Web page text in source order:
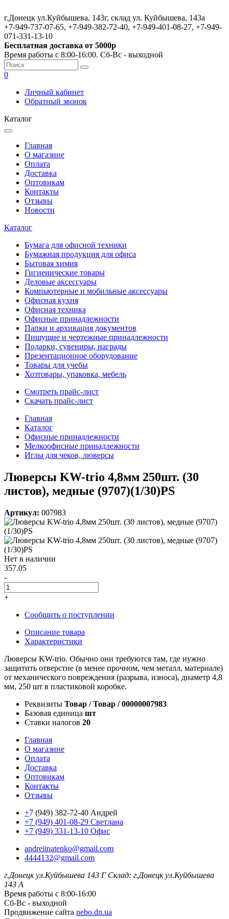
г.Донецк ул.Куйбышева, 143г, склад ул. Куйбышева, 143а
+7-949-737-07-65, +7-949-382-72-40, +7-949-401-08-27, +7-949-
071-331-13-10
Бесплатная доставка от 5000р
Время работы с 8:00-16:00. Сб-Вс - выходной
0
Личный кабинет
Обратный звонок
Каталог
Главная
О магазине
Оплата
Доставка
Оптовикам
Контакты
Отзывы
Новости
Каталог
Бумага для офисной техники
Бумажная продукция для офиса
Бытовая химия
Гигиенические товары
Деловые аксессуары
Компьютерные и мобильные аксессуары
Офисная кухня
Офисная техника
Офисные принадлежности
Папки и архивация документов
Пишущие и чертежные принадлежности
Подарки, сувениры, награды
Презентационное оборудование
Товары для учебы
Хозтовары, упаковка, мебель
Смотреть прайс-лист
Скачать прайс-лист
Главная
Каталог
Офисные принадлежности
Мелкоофисные принадлежности
Иглы для чеков, люверсы
Люверсы KW-trio 4,8мм 250шт. (30
листов), медные (9707)(1/30)PS
Артикул: 007983
Нет в наличии
357.05
-
+
Сообщить о поступлении
Описание товара
Характеристики
Люверсы KW-trio. Обычно они требуются там, где нужно
защитить отверстие (в менее прочном, чем металл, материале)
от механического повреждения (разрыва, износа), диаметр 4,8
мм, 250 шт в пластиковой коробке.
Реквизиты Товар / Товар / 00000007983
Базовая единица шт
Ставки налогов 20
Главная
О магазине
Оплата
Доставка
Оптовикам
Контакты
Отзывы
+7 (949) 382-72-40 Андрей
+7 (949) 401-08-29 Светлана
+7 (949) 331-13-10 Офис
andreiinatenko@gmail.com
4444132@gmail.com
г.Донецк ул.Куйбышева 143 Г Склад: г.Донецк ул.Куйбышева
143 А
Время работы с 8:00-16:00
Сб-Вс - выходной
Продвижение сайта nebo.dn.ua